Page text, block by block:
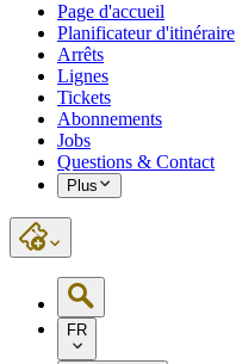
Page d'accueil
Planificateur d'itinéraire
Arrêts
Lignes
Tickets
Abonnements
Jobs
Questions & Contact
Plus
FR